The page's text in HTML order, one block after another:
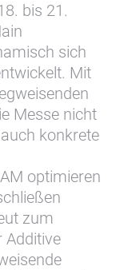
bis 21.
sich
Mit
Messe nicht
konkrete
optimieren
zum
Additive